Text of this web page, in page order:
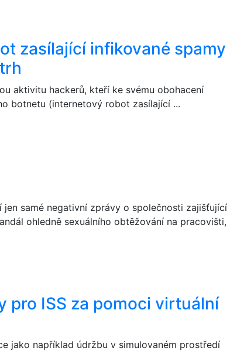
zasílající infikované spamy
aktivitu hackerů, kteří ke svému obohacení
botnetu (internetový robot zasílající ...
samé negativní zprávy o společnosti zajišťující
ohledně sexuálního obtěžování na pracovišti,
pro ISS za pomoci virtuální
jako například údržbu v simulovaném prostředí